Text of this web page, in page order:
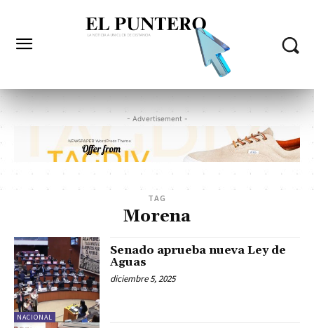
- Advertisement -
TAG
Morena
NACIONAL
Senado aprueba nueva Ley de
Aguas
diciembre 5, 2025